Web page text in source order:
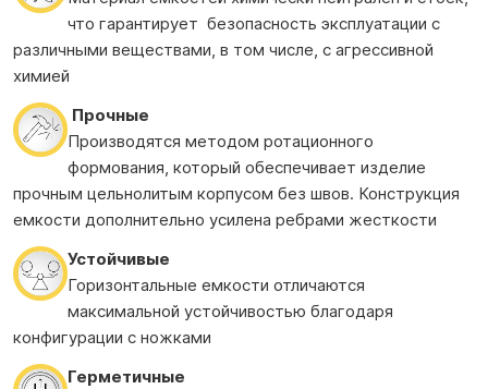
что гарантирует безопасность эксплуатации с
различными веществами, в том числе, с агрессивной
химией
Прочные
Производятся методом ротационного
формования, который обеспечивает изделие
прочным цельнолитым корпусом без швов. Конструкция
емкости дополнительно усилена ребрами жесткости
Устойчивые
Горизонтальные емкости отличаются
максимальной устойчивостью благодаря
конфигурации с ножками
Герметичные